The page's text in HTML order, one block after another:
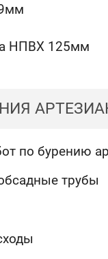
НПВХ 125мм
по бурению
трубы